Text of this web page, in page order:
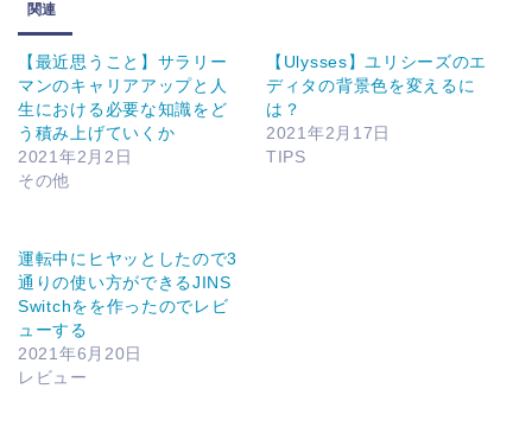
関連
【最近思うこと】サラリー
マンのキャリアアップと人
生における必要な知識をど
う積み上げていくか
2021年2月2日
その他
【Ulysses】ユリシーズのエ
ディタの背景色を変えるに
は？
2021年2月17日
TIPS
運転中にヒヤッとしたので3
通りの使い方ができるJINS
Switchをを作ったのでレビ
ューする
2021年6月20日
レビュー